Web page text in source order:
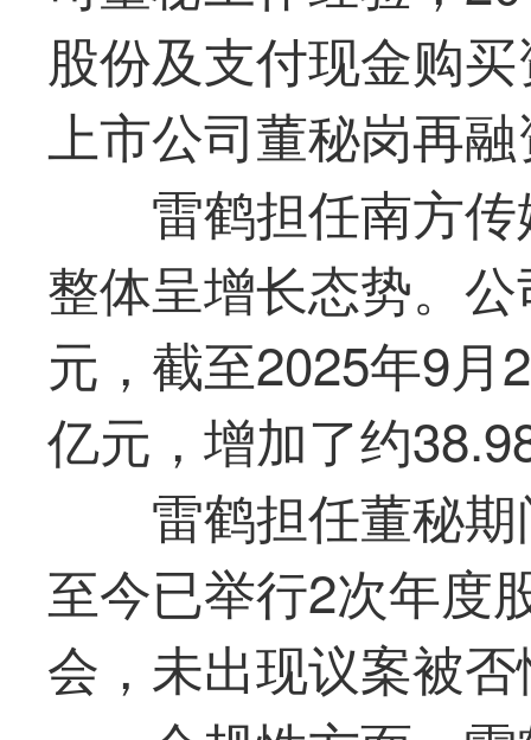
股份及支付现金购
上市公司董秘岗再
雷鹤担任南方
整体呈增长态势。
元，截至2025年9月
亿元，增加了约
雷鹤担任董秘
至今已举行2次年度
会，未出现议案被